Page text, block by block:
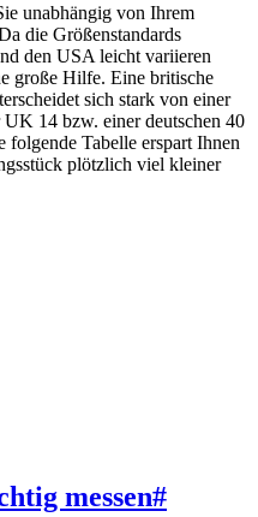
unabhängig von Ihrem
die Größenstandards
den USA leicht variieren
große Hilfe. Eine britische
sich stark von einer
14 bzw. einer deutschen 40
Tabelle erspart Ihnen
plötzlich viel kleiner
messen#